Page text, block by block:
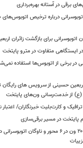
درباره ترخیص اتوبوس‌های
اتوبوسرانی برای بازگشت زائران
در ایستگاهی متفاوت در مترو پایتخت
حسینی از سرویس‌ های رایگان
از خدمت‌رسانی ون‌های پایتخت
و کارت‌بلیت خبرنگاران/ اعتبار
در مسیر برقی‌سازی